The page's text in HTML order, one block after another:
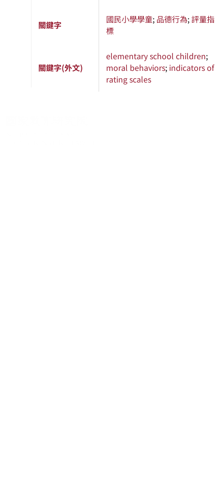
關鍵字 國民小學學童; 品德行為;評量指
標
關鍵字(外文)
elementary school children;
moral behaviors; indicators of
rating scales